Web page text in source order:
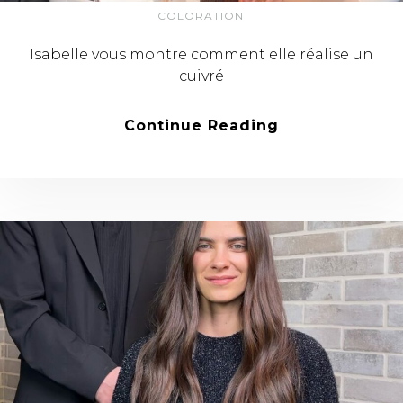
COLORATION
Isabelle vous montre comment elle réalise un
cuivré
Continue Reading